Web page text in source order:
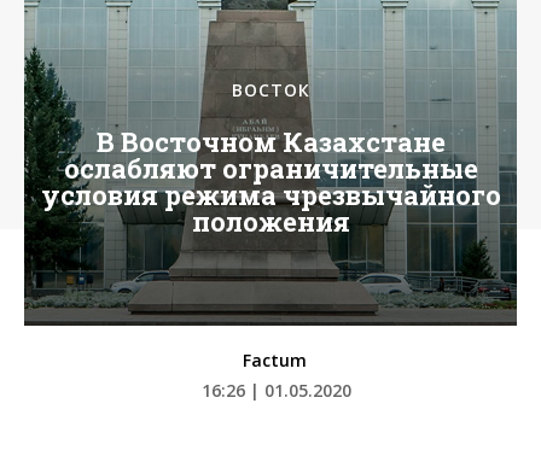
ВОСТОК
В Восточном Казахстане
ослабляют ограничительные
условия режима чрезвычайного
положения
Factum
16:26 | 01.05.2020